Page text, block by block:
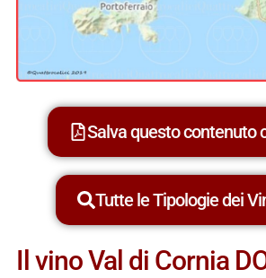
Salva questo contenuto
Tutte le Tipologie dei
Il vino Val di Cornia